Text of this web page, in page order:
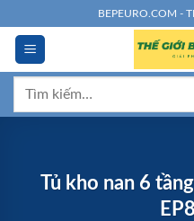
đến
dung
BEPEURO.COM -
Tìm
Tủ kho nan 6